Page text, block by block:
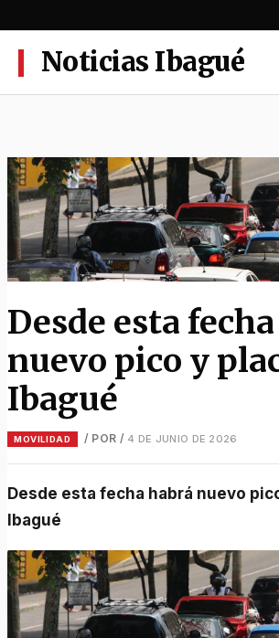
al
contenidoNoticias Ibagué
Desde esta
nuevo pico y
Ibagué
MOVILIDAD / POR / 4 DE JUNIO DE 2026
Desde esta fecha habrá nuevo pico y placa en
Ibagué